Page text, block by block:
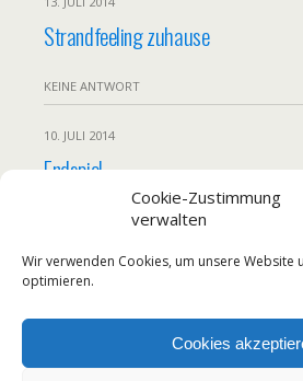
Cookie-Zustimmung
verwalten
Wir verwenden Cookies, um unsere Website
optimieren.
Cookies
Strandfeeling zuhause
KEINE ANTWORT
10. JULI 2014
Endspiel
KEINE ANTWORT
Weitere Von Diesem
Zum